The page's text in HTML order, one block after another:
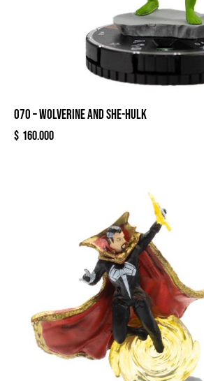
070 – WOLVERINE AND SHE-HULK
$ 160.000